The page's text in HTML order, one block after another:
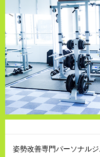
姿勢改善専門パーソナル